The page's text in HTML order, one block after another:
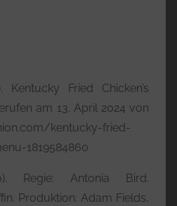
Kentucky Fried Chicken’s
am 13. April 2024 von
kentucky-fried-
1819584860
Regie: Antonia Bird.
Produktion: Adam Fields,